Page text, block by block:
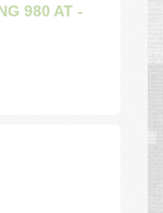
980 AT -